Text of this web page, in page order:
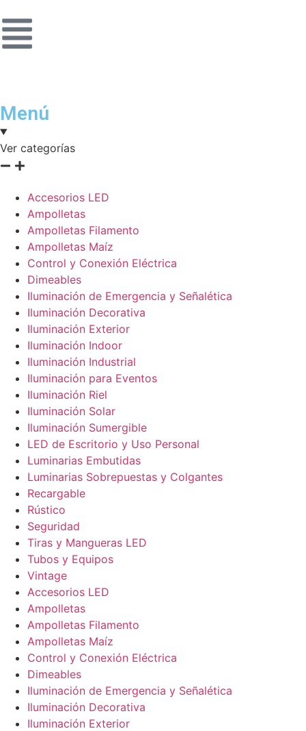
Menú
Ver categorías
Accesorios LED
Ampolletas
Ampolletas Filamento
Ampolletas Maíz
Control y Conexión Eléctrica
Dimeables
Iluminación de Emergencia y Señalética
Iluminación Decorativa
Iluminación Exterior
Iluminación Indoor
Iluminación Industrial
Iluminación para Eventos
Iluminación Riel
Iluminación Solar
Iluminación Sumergible
LED de Escritorio y Uso Personal
Luminarias Embutidas
Luminarias Sobrepuestas y Colgantes
Recargable
Rústico
Seguridad
Tiras y Mangueras LED
Tubos y Equipos
Vintage
Accesorios LED
Ampolletas
Ampolletas Filamento
Ampolletas Maíz
Control y Conexión Eléctrica
Dimeables
Iluminación de Emergencia y Señalética
Iluminación Decorativa
Iluminación Exterior